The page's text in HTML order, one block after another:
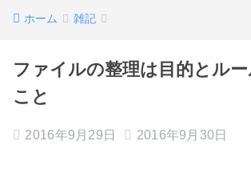
ホーム 雑記
ファイルの整理は目的とル
こと
2016年9月29日 2016年9月30日